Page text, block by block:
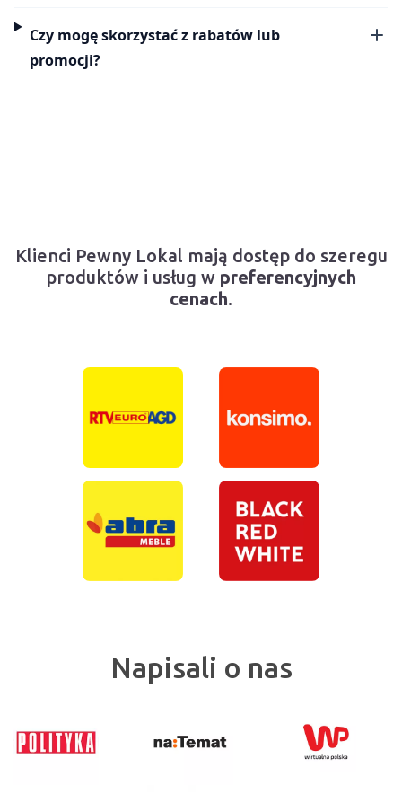
Czy mogę skorzystać z rabatów lub
promocji?
Klienci Pewny Lokal mają dostęp do szeregu
produktów i usług w preferencyjnych
cenach.
Napisali o nas